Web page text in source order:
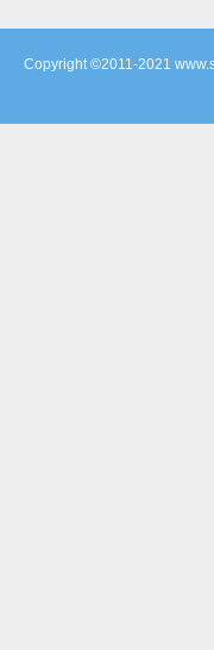
Copyright ©2011-2021